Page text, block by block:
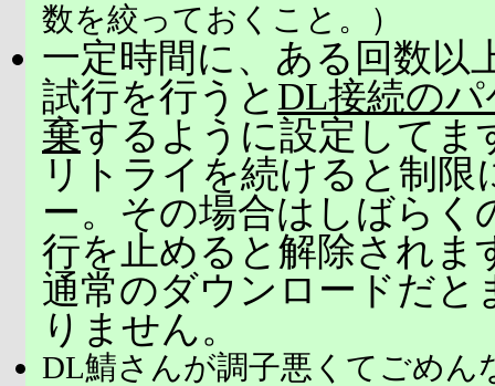
数を絞っておくこと。）
一定時間に、ある回数以
試行を行うと DL接続の
棄するように設定してま
リトライを続けると制限
ー。その場合はしばらく
行を止めると解除されま
通常のダウンロードだと
りません。
DL鯖さんが調子悪くてごめん